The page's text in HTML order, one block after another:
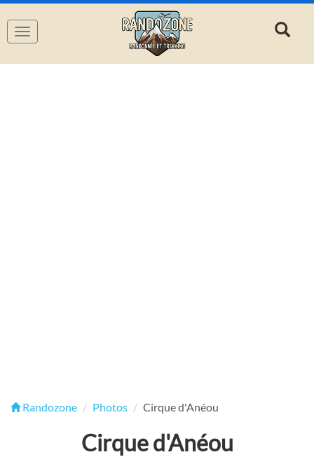
Navigation
Randozone Photos Cirque d'Anéou
Cirque d'Anéou